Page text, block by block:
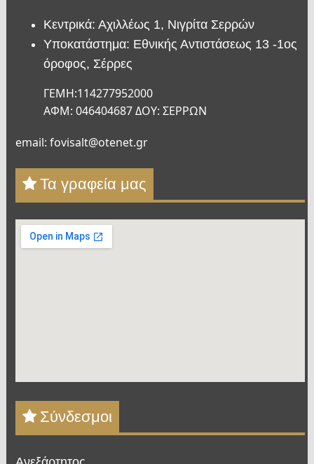
Κεντρικά: Αχιλλέως 1, Νιγρίτα Σερρών
Υποκατάστημα: Εθνικής Αντιστάσεως 13 -1ος
όροφος, Σέρρες
ΓΕΜΗ:114277952000
ΑΦΜ: 046404687 ΔΟΥ: ΣΕΡΡΩΝ
email: fovisalt@otenet.gr
Τα γραφεία μας
Σύνδεσμοι